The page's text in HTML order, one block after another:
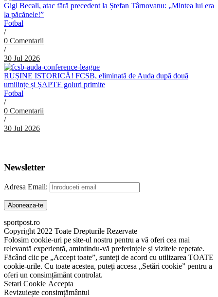
Gigi Becali, atac fără precedent la Ștefan Târnovanu: „Mintea lui era
la păcănele!”
Fotbal
/
0 Comentarii
/
30 Jul 2026
RUȘINE ISTORICĂ! FCSB, eliminată de Auda după două
umilințe și ȘAPTE goluri primite
Fotbal
/
0 Comentarii
/
30 Jul 2026
Newsletter
Adresa Email:
sportpost.ro
Copyright 2022 Toate Drepturile Rezervate
Folosim cookie-uri pe site-ul nostru pentru a vă oferi cea mai
relevantă experiență, amintindu-vă preferințele și vizitele repetate.
Făcând clic pe „Accept toate”, sunteți de acord cu utilizarea TOATE
cookie-urile. Cu toate acestea, puteți accesa „Setări cookie” pentru a
oferi un consimțământ controlat.
Setari Cookie Accepta
Revizuiește consimțământul